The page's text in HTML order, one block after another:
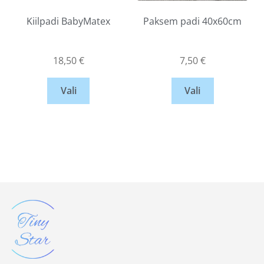
Kiilpadi BabyMatex
18,50€
Vali
Paksem padi 40x60cm
7,50€
Vali